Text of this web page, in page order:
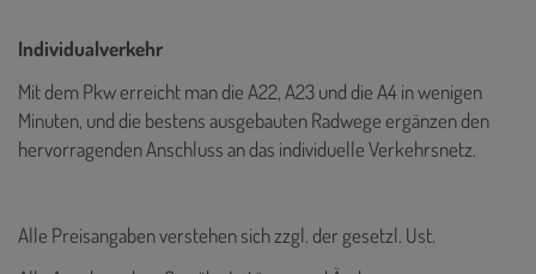
Individualverkehr
Mit dem Pkw erreicht man die A22, A23 und die A4 in wenigen
Minuten, und die bestens ausgebauten Radwege ergänzen den
hervorragenden Anschluss an das individuelle Verkehrsnetz.
Alle Preisangaben verstehen sich zzgl. der gesetzl. Ust.